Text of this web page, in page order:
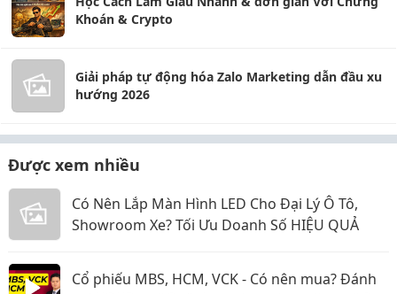
Khoán & Crypto
Giải pháp tự động hóa Zalo Marketing dẫn đầu xu
hướng 2026
Được xem nhiều
Có Nên Lắp Màn Hình LED Cho Đại Lý Ô Tô,
Showroom Xe? Tối Ưu Doanh Số HIỆU QUẢ
Cổ phiếu MBS, HCM, VCK - Có nên mua? Đánh